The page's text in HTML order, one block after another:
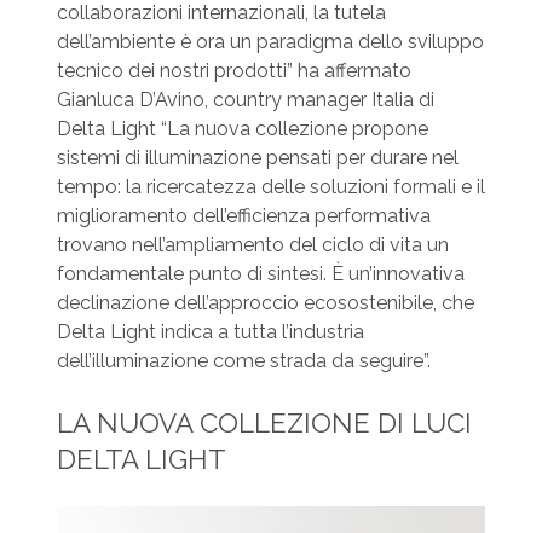
collaborazioni internazionali, la tutela
dell’ambiente è ora un paradigma dello sviluppo
tecnico dei nostri prodotti” ha affermato
Gianluca D’Avino, country manager Italia di
Delta Light “La nuova collezione propone
sistemi di illuminazione pensati per durare nel
tempo: la ricercatezza delle soluzioni formali e il
miglioramento dell’efficienza performativa
trovano nell’ampliamento del ciclo di vita un
fondamentale punto di sintesi. È un’innovativa
declinazione dell’approccio ecosostenibile, che
Delta Light indica a tutta l’industria
dell’illuminazione come strada da seguire”.
LA NUOVA COLLEZIONE DI LUCI
DELTA LIGHT